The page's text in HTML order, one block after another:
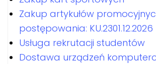
Zakup artykułów
postępowania: KU.2301.12.2026
Usługa rekrutacji studentów
Dostawa urządzeń